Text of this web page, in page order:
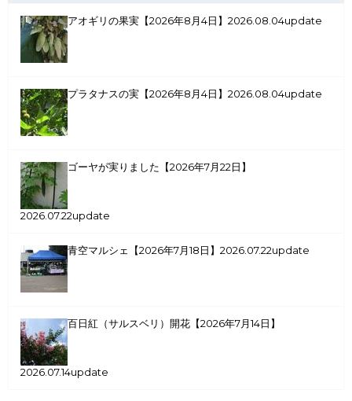
アオギリの果実【2026年8月4日】 2026.08.04update
プラタナスの実【2026年8月4日】 2026.08.04update
ゴーヤが実りました【2026年7月22日】
2026.07.22update
青空マルシェ【2026年7月18日】 2026.07.22update
百日紅（サルスベリ）開花【2026年7月14日】
2026.07.14update